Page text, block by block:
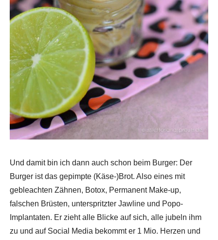
Und damit bin ich dann auch schon beim Burger: Der
Burger ist das gepimpte (Käse-)Brot. Also eines mit
gebleachten Zähnen, Botox, Permanent Make-up,
falschen Brüsten, unterspritzter Jawline und Popo-
Implantaten. Er zieht alle Blicke auf sich, alle jubeln ihm
zu und auf Social Media bekommt er 1 Mio. Herzen und